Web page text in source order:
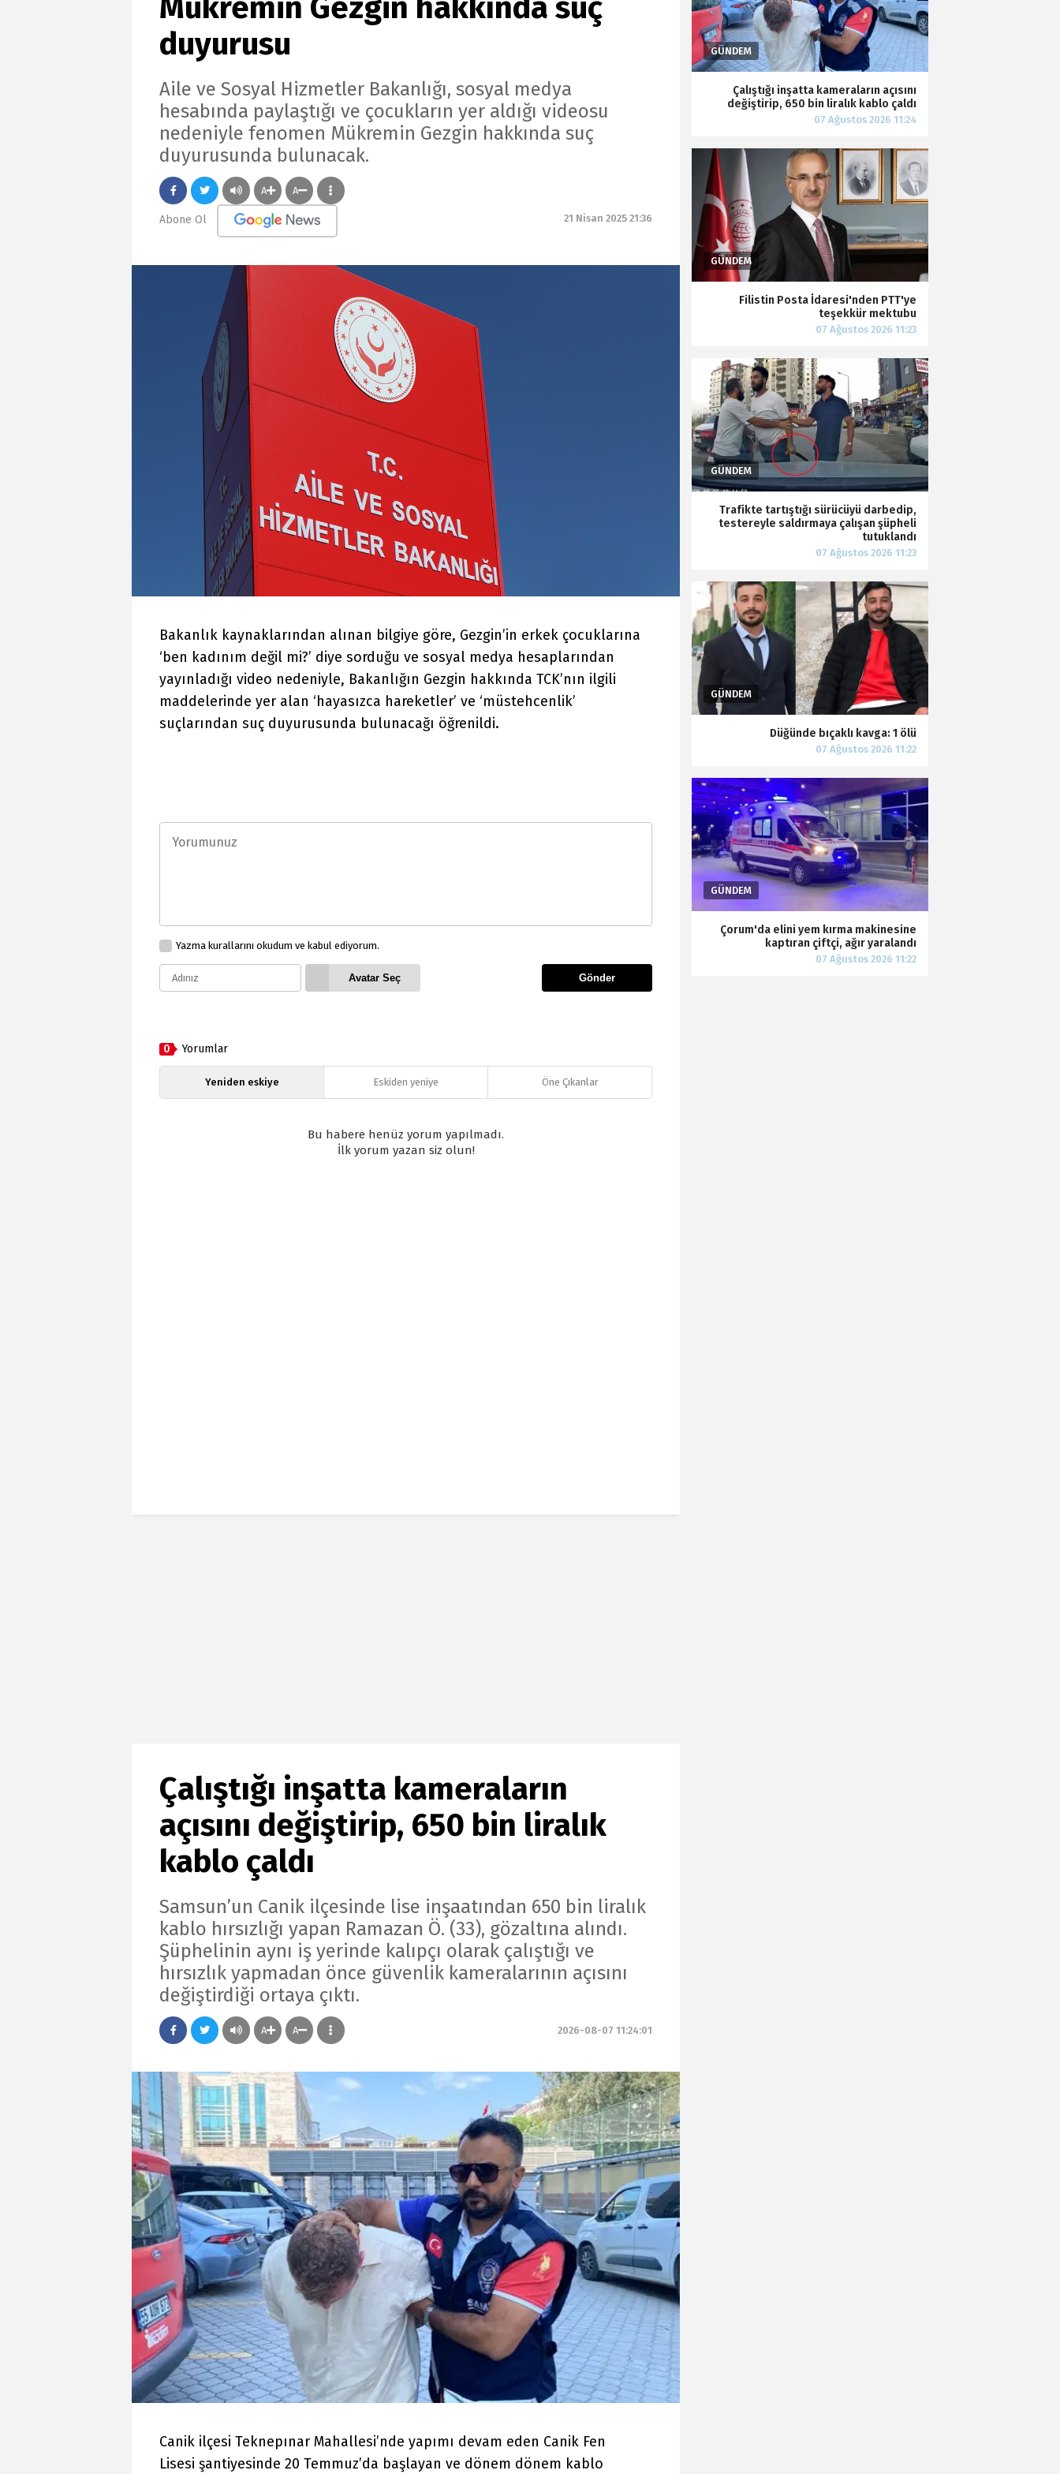
Mükremin Gezgin hakkında suç
duyurusu
Aile ve Sosyal Hizmetler Bakanlığı, sosyal medya
hesabında paylaştığı ve çocukların yer aldığı videosu
nedeniyle fenomen Mükremin Gezgin hakkında suç
duyurusunda bulunacak.
A A
Abone Ol 21 Nisan 2025 21:36
Bakanlık kaynaklarından alınan bilgiye göre, Gezgin’in erkek çocuklarına
‘ben kadınım değil mi?’ diye sorduğu ve sosyal medya hesaplarından
yayınladığı video nedeniyle, Bakanlığın Gezgin hakkında TCK’nın ilgili
maddelerinde yer alan ‘hayasızca hareketler’ ve ‘müstehcenlik’
suçlarından suç duyurusunda bulunacağı öğrenildi.
Yazma kurallarını okudum ve kabul ediyorum.
Avatar Seç Gönder
0 Yorumlar
Yeniden eskiye Eskiden yeniye Öne Çıkanlar
Bu habere henüz yorum yapılmadı.
İlk yorum yazan siz olun!
Çalıştığı inşatta kameraların
açısını değiştirip, 650 bin liralık
kablo çaldı
Samsun’un Canik ilçesinde lise inşaatından 650 bin liralık
kablo hırsızlığı yapan Ramazan Ö. (33), gözaltına alındı.
Şüphelinin aynı iş yerinde kalıpçı olarak çalıştığı ve
hırsızlık yapmadan önce güvenlik kameralarının açısını
değiştirdiği ortaya çıktı.
A A 2026-08-07 11:24:01
Canik ilçesi Teknepınar Mahallesi’nde yapımı devam eden Canik Fen
Lisesi şantiyesinde 20 Temmuz’da başlayan ve dönem dönem kablo
Çalıştığı inşatta kameraların açısını
değiştirip, 650 bin liralık kablo çaldı
Filistin Posta İdaresi'nden PTT'ye
teşekkür mektubu
Trafikte tartıştığı sürücüyü darbedip,
testereyle saldırmaya çalışan şüpheli
tutuklandı
Düğünde bıçaklı kavga: 1 ölü
Çorum'da elini yem kırma makinesine
kaptıran çiftçi, ağır yaralandı